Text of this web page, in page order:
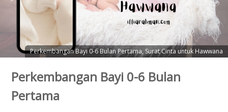
Perkembangan Bayi 0-6 Bulan Pertama, Surat Cinta untuk Hawwana
Perkembangan Bayi 0-6 Bulan
Pertama